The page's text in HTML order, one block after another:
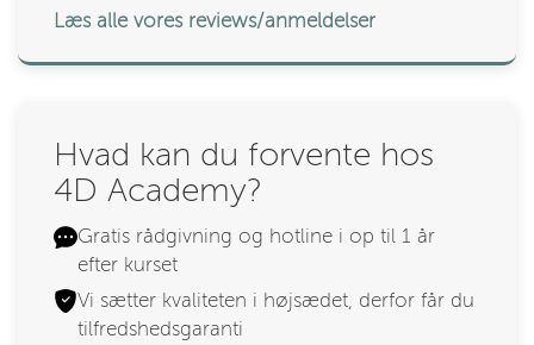
Læs alle vores reviews/anmeldelser
Hvad kan du forvente hos
4D Academy?
Gratis rådgivning og hotline i op til 1 år
efter kurset
Vi sætter kvaliteten i højsædet, derfor får du
tilfredshedsgaranti